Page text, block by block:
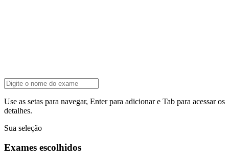
Use as setas para navegar, Enter para adicionar e Tab para acessar os
detalhes.
Sua seleção
Exames escolhidos